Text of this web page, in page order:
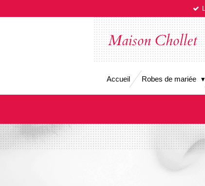
Maison Chollet
Accueil Robes de mariée